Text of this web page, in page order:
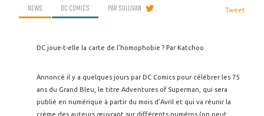
NEWS DC COMICS PARSULLIVAN Tweet
DC joue-t-elle la carte de l’homophobie ? Par Katchoo
Annoncé il y a quelques jours par DC Comics pour célébrer les 75
ans du Grand Bleu, le titre Adventures of Superman, qui sera
publié en numérique à partir du mois d’Avril et qui va réunir la
crème des auteurs œuvrant sur différents numéros (on peut